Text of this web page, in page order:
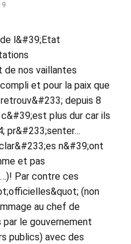
l&#39;Etat
de nos vaillantes
et pour la paix que
depuis 8
plus dur car ils
pr&#233;senter…
n&#39;ont
et pas
Par contre ces
(non
au chef de
le gouvernement
publics) avec des